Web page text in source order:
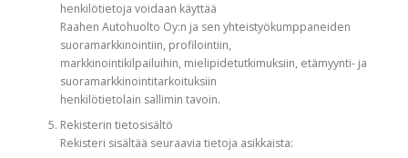
henkilötietoja voidaan käyttää
Raahen Autohuolto Oy:n ja sen yhteistyökumppaneiden
suoramarkkinointiin, profilointiin,
markkinointikilpailuihin, mielipidetutkimuksiin, etämyynti- ja
suoramarkkinointitarkoituksiin
henkilötietolain sallimin tavoin.
Rekisterin tietosisältö
Rekisteri sisältää seuraavia tietoja asikkaista: